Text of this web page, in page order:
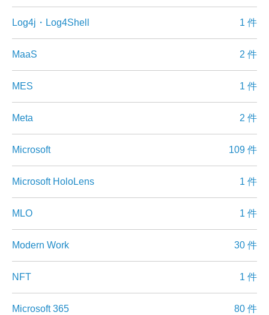
Log4j・Log4Shell 1 件
MaaS 2 件
MES 1 件
Meta 2 件
Microsoft 109 件
Microsoft HoloLens 1 件
MLO 1 件
Modern Work 30 件
NFT 1 件
Microsoft 365 80 件